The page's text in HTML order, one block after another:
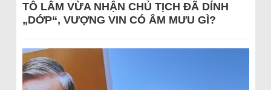
TÔ LÂM VỪA NHẬN CHỦ TỊCH ĐÃ DÍNH
„DỚP“, VƯỢNG VIN CÓ ÂM MƯU GÌ?